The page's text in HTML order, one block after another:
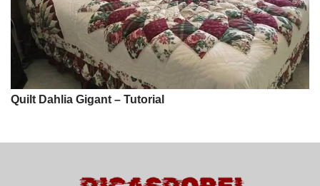
Quilt Dahlia Gigant – Tutorial